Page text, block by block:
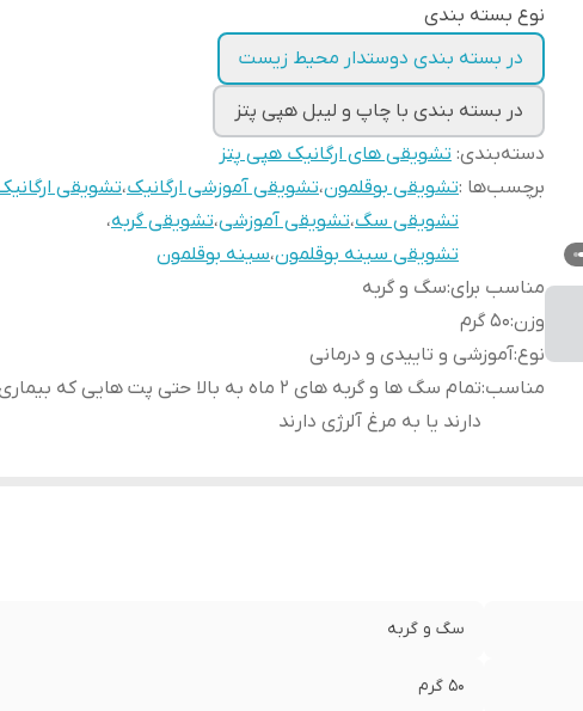
نوع بسته بندی
در بسته بندی دوستدار محیط زیست
در بسته بندی با چاپ و لیبل هپی پتز
دسته‌بندی: تشویقی های ارگانیک هپی پتز
برچسب‌ها :تشویقی بوقلمون،تشویقی آموزشی ارگانیک،تشویقی
تشویقی سگ،تشویقی آموزشی،تشویقی گربه،
تشویقی سینه بوقلمون،سینه بوقلمون
مناسب برای:سگ و گربه
وزن:۵۰ گرم
نوع:آموزشی و تاییدی و درمانی
مناسب:
تمام سگ ها و گربه های ۲ ماه به بالا حتی پت هایی که
دارند یا به مرغ آلرژی دارند
سگ و گربه
۵۰ گرم